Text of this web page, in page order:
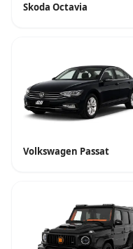
Skoda Octavia
Volkswagen Passat